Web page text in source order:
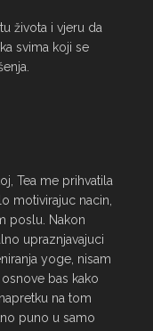
života i vjeru da
svima koji se
Tea me prihvatila
motivirajuc nacin,
poslu. Nakon
upraznjavajuci
yoge, nisam
bas kako
na tom
puno u samo